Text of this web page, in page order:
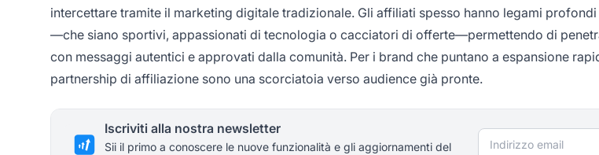
intercettare tramite il marketing digitale tradizionale. Gli affiliati spesso hanno legami
—che siano sportivi, appassionati di tecnologia o cacciatori di offerte—permettendo di
con messaggi autentici e approvati dalla comunità. Per i brand che puntano a espansione
partnership di affiliazione sono una scorciatoia verso audience già pronte.
Iscriviti alla nostra newsletter
Sii il primo a conoscere le nuove funzionalità e gli aggiornamenti del
Indirizzo email